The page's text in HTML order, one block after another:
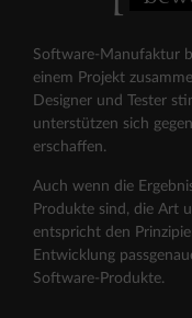
Software-Manufaktur
einem Projekt
Designer und Tester
unterstützen sich
erschaffen.
Auch wenn die
Produkte sind, die Art
entspricht den
Entwicklung
Software-Produkte.